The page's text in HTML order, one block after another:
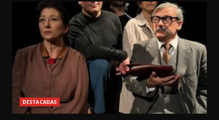
DESTACADAS